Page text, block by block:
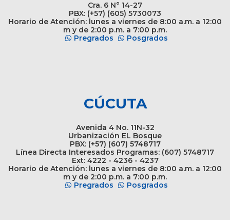
Cra. 6 N° 14-27
PBX: (+57) (605) 5730073
Horario de Atención: lunes a viernes de 8:00 a.m. a 12:00
m y de 2:00 p.m. a 7:00 p.m.
Pregrados
Posgrados
CÚCUTA
Avenida 4 No. 11N-32
Urbanización EL Bosque
PBX: (+57) (607) 5748717
Línea Directa Interesados Programas: (607) 5748717
Ext: 4222 - 4236 - 4237
Horario de Atención: lunes a viernes de 8:00 a.m. a 12:00
m y de 2:00 p.m. a 7:00 p.m.
Pregrados
Posgrados